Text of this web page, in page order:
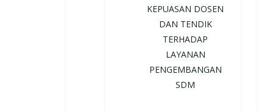
KEPUASAN DOSEN
DAN TENDIK
TERHADAP
LAYANAN
PENGEMBANGAN
SDM